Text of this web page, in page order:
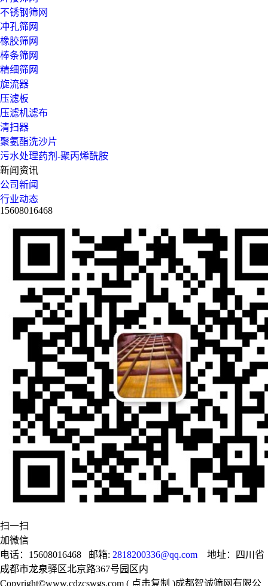
不锈钢筛网
冲孔筛网
橡胶筛网
棒条筛网
精细筛网
旋流器
压滤板
压滤机滤布
清扫器
聚氨酯洗沙片
污水处理药剂-聚丙烯酰胺
新闻资讯
公司新闻
行业动态
15608016468
扫一扫
加微信
电话：15608016468 邮箱: 2818200336@qq.com 地址：四川省
成都市龙泉驿区北京路367号园区内
Copyright©www.cdzcswgs.com ( 点击复制 )成都智诚筛网有限公